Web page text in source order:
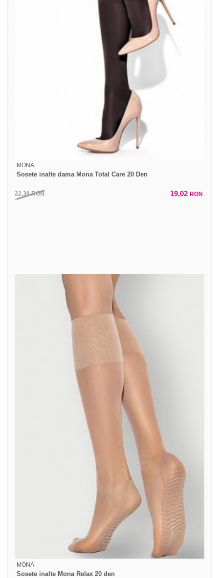
MONA
Sosete inalte dama Mona Total Care 20 Den
22,38RON 19,02 RON
MONA
Sosete inalte Mona Relax 20 den